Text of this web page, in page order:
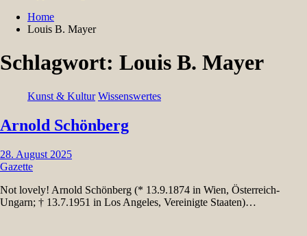
Home
Louis B. Mayer
Schlagwort: Louis B. Mayer
Kunst & Kultur Wissenswertes
Arnold Schönberg
28. August 2025
Gazette
Not lovely! Arnold Schönberg (* 13.9.1874 in Wien, Österreich-
Ungarn; † 13.7.1951 in Los Angeles, Vereinigte Staaten)…